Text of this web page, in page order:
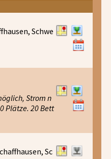
Schwe
Strom n
Plätze. 20 Bett
Sc